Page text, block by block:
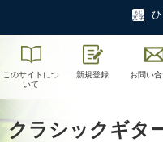
ひ
このサイトにつ
いて
新規登録 お問い
クラシックギ